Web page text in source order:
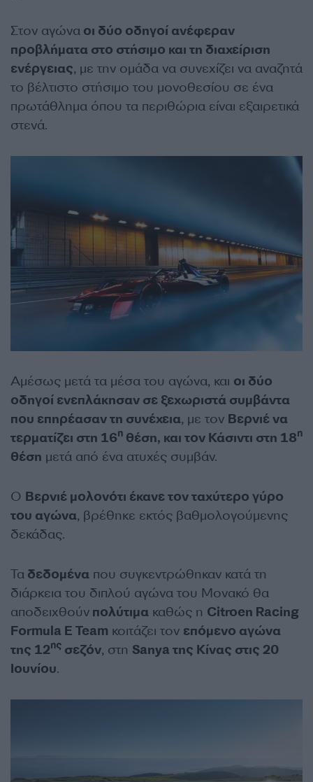
Στον αγώνα οι δύο οδηγοί ανέφεραν
προβλήματα στο στήσιμο και τη διαχείριση
ενέργειας, με την ομάδα να συνεχίζει να αναζητά
το βέλτιστο στήσιμο του μονοθεσίου σε ένα
πρωτάθλημα όπου τα περιθώρια είναι εξαιρετικά
στενά.
Αμέσως μετά τα μέσα του αγώνα, και οι δύο
οδηγοί ενεπλάκησαν σε ξεχωριστά συμβάντα
που επηρέασαν τη συνέχεια, με τον Βερνιέ να
τερματίζει στη 16η θέση, και τον Κάσιντι στη 18η
θέση μετά από ένα ατυχές συμβάν.
Ο Βερνιέ μολονότι έκανε τον ταχύτερο γύρο
του αγώνα, βρέθηκε εκτός βαθμολογούμενης
δεκάδας.
Τα δεδομένα που συγκεντρώθηκαν κατά τη
διάρκεια του διπλού αγώνα του Μονακό θα
αποδειχθούν πολύτιμα καθώς η Citroen Racing
Formula E Team κοιτάζει τον επόμενο αγώνα
της 12ης σεζόν, στη Sanya της Κίνας στις 20
Ιουνίου.